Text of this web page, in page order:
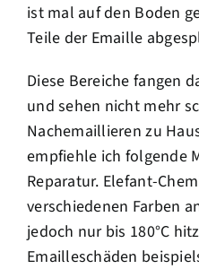
ist mal auf den Boden
Teile der Emaille
Diese Bereiche fangen
und sehen nicht mehr
Nachemaillieren zu
empfiehle ich folgende
Reparatur. Elefant-
verschiedenen Farben
jedoch nur bis 180°C
Emailleschäden